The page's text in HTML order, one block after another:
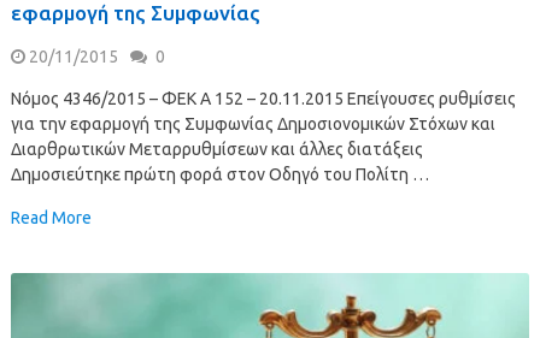
εφαρμογή της Συμφωνίας
20/11/2015 0
Νόμος 4346/2015 – ΦΕΚ A 152 – 20.11.2015 Επείγουσες ρυθμίσεις
για την εφαρμογή της Συμφωνίας Δημοσιονομικών Στόχων και
Διαρθρωτικών Μεταρρυθμίσεων και άλλες διατάξεις
Δημοσιεύτηκε πρώτη φορά στον Οδηγό του Πολίτη …
Read More